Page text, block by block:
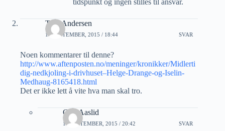
tidspunkt og ingen stilles til ansvar.
Tore Andersen
16 SEPTEMBER, 2015 / 18:44 SVAR
Noen kommentarer til denne?
http://www.aftenposten.no/meninger/kronikker/Midlerti
dig-nedkjoling-i-drivhuset–Helge-Drange-og-Iselin-
Medhaug-8165418.html
Det er ikke lett å vite hva man skal tro.
Geir Aaslid
16 SEPTEMBER, 2015 / 20:42 SVAR